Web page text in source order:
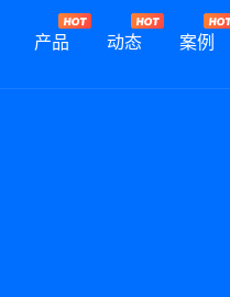
产品 动态 案例